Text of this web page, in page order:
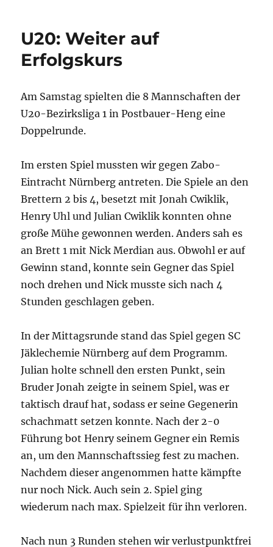
U20: Weiter auf
Erfolgskurs
Am Samstag spielten die 8 Mannschaften der
U20-Bezirksliga 1 in Postbauer-Heng eine
Doppelrunde.
Im ersten Spiel mussten wir gegen Zabo-
Eintracht Nürnberg antreten. Die Spiele an den
Brettern 2 bis 4, besetzt mit Jonah Cwiklik,
Henry Uhl und Julian Cwiklik konnten ohne
große Mühe gewonnen werden. Anders sah es
an Brett 1 mit Nick Merdian aus. Obwohl er auf
Gewinn stand, konnte sein Gegner das Spiel
noch drehen und Nick musste sich nach 4
Stunden geschlagen geben.
In der Mittagsrunde stand das Spiel gegen SC
Jäklechemie Nürnberg auf dem Programm.
Julian holte schnell den ersten Punkt, sein
Bruder Jonah zeigte in seinem Spiel, was er
taktisch drauf hat, sodass er seine Gegenerin
schachmatt setzen konnte. Nach der 2-0
Führung bot Henry seinem Gegner ein Remis
an, um den Mannschaftssieg fest zu machen.
Nachdem dieser angenommen hatte kämpfte
nur noch Nick. Auch sein 2. Spiel ging
wiederum nach max. Spielzeit für ihn verloren.
Nach nun 3 Runden stehen wir verlustpunktfrei